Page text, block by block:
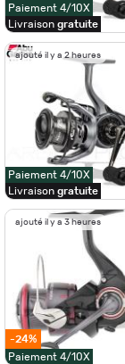
Paiement 4/10X
Livraison gratuite
ajouté il y a 2 heures
Paiement 4/10X
Livraison gratuite
ajouté il y a 3 heures
-24%
Paiement 4/10X